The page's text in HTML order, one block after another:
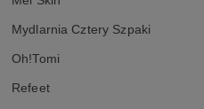
Mydlarnia Cztery Szpaki
Oh!Tomi
Refeet